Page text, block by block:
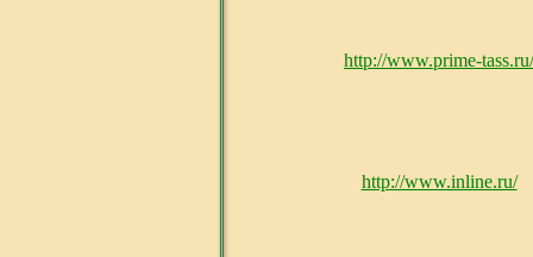
http://www.prime-tass.ru/
http://www.inline.ru/